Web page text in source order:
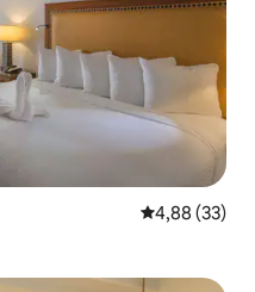
Średnia
4,88 (33)